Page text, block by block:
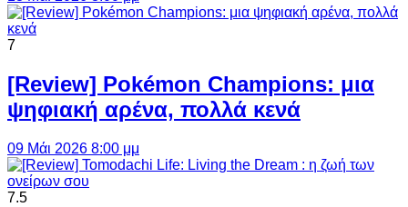
7
[Review] Pokémon Champions: μια
ψηφιακή αρένα, πολλά κενά
09 Μάι 2026 8:00 μμ
7.5